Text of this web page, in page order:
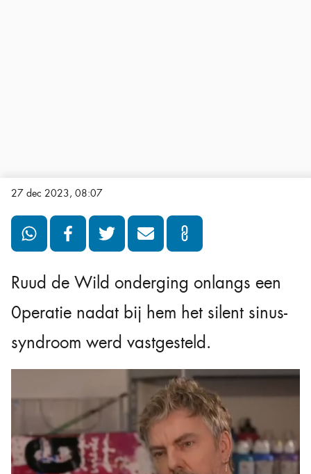
27 dec 2023, 08:07
Ruud de Wild onderging onlangs een
0peratie nadat bij hem het silent sinus-
syndroom werd vastgesteld.